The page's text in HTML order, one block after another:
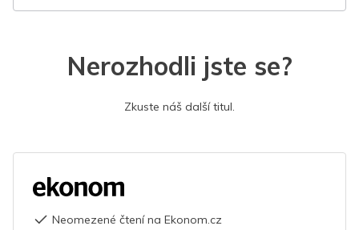
Nerozhodli jste se?
Zkuste náš další titul.
Neomezené čtení na Ekonom.cz